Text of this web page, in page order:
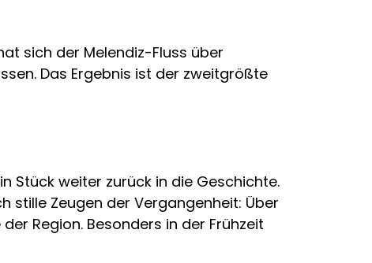
sich der Melendiz-Fluss über
Das Ergebnis ist der zweitgrößte
Stück weiter zurück in die Geschichte.
stille Zeugen der Vergangenheit: Über
Region. Besonders in der Frühzeit